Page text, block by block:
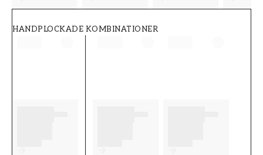
HANDPLOCKADE KOMBINATIONER